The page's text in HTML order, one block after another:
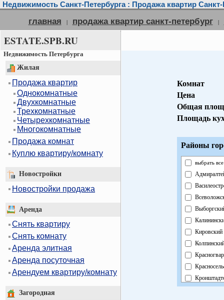
Недвижимость Санкт-Петербурга : Продажа квартир Санкт-
главная | продажа квартир санкт-петербург |
ESTATE.SPB.RU
Недвижимость Петербурга
Жилая
Продажа квартир
Однокомнатные
Двухкомнатные
Трехкомнатные
Четырехкомнатные
Многокомнатные
Продажа комнат
Куплю квартиру/комнату
Новостройки
Новостройки продажа
Аренда
Снять квартиру
Снять комнату
Аренда элитная
Аренда посуточная
Арендуем квартиру/комнату
Загородная
Комнат
Цена
Общая
Площадь
Районы
выбрать все
Кировский